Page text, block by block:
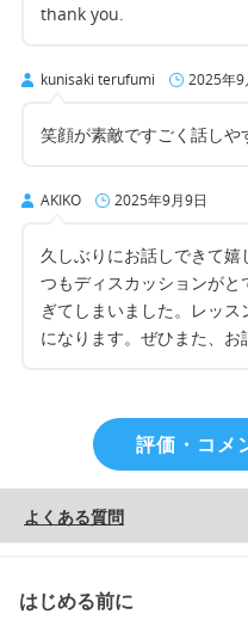
thank you.
kunisaki terufumi 2025年9
笑顔が素敵ですごく話しや
AKIKO 2025年9月9日
久しぶりにお話しできて
つもディスカッションが
ぎてしまいました。レッ
になります。ぜひまた、お
評価・コメ
よくある質問
はじめる前に